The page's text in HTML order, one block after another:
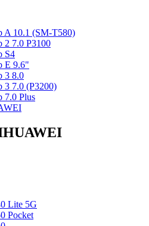
A 10.1 (SM-T580)
2 7.0 P3100
S4
E 9.6"
3 8.0
3 7.0 (P3200)
7.0 Plus
HUAWEI
Lite 5G
Pocket